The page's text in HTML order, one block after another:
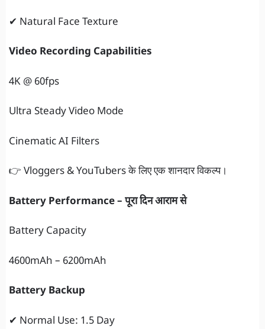
✔ Natural Face Texture
Video Recording Capabilities
4K @ 60fps
Ultra Steady Video Mode
Cinematic AI Filters
👉 Vloggers & YouTubers के लिए एक शानदार विकल्प।
Battery Performance – पूरा दिन आराम से
Battery Capacity
4600mAh – 6200mAh
Battery Backup
✔ Normal Use: 1.5 Day